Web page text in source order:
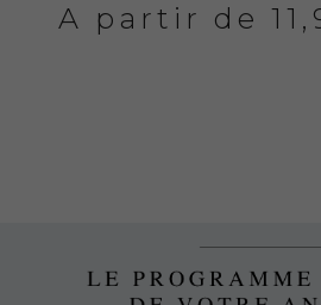
A partir de